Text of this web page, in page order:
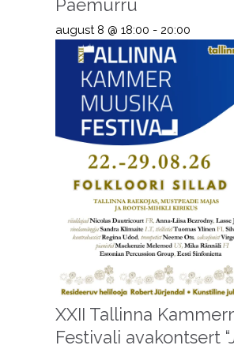
Paemurru
august 8 @ 18:00 - 20:00
XXII Tallinna
Festivali avakontsert